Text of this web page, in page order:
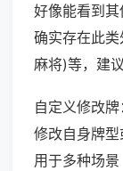
好像能看到其
确实存在此
麻将)等，建
自定义修改
修改自身牌型
用于多种场